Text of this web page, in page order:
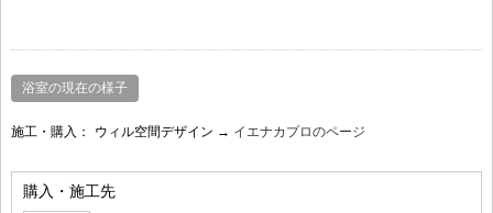
浴室の現在の様子
施工・購入： ウィル空間デザイン → イエナカプロのページ
購入・施工先